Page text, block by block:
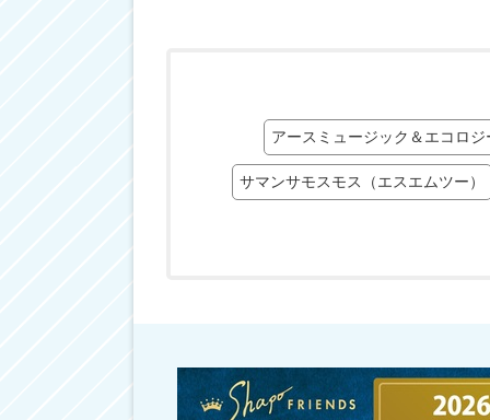
アースミュージック＆エコロ
サマンサモスモス（エスエムツー）